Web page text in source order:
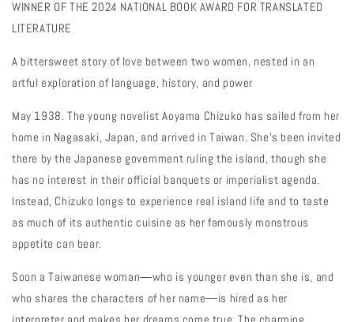
WINNER OF THE 2024 NATIONAL BOOK AWARD FOR TRANSLATED
LITERATURE
A bittersweet story of love between two women, nested in an
artful exploration of language, history, and power
May 1938. The young novelist Aoyama Chizuko has sailed from her
home in Nagasaki, Japan, and arrived in Taiwan. She’s been invited
there by the Japanese government ruling the island, though she
has no interest in their official banquets or imperialist agenda.
Instead, Chizuko longs to experience real island life and to taste
as much of its authentic cuisine as her famously monstrous
appetite can bear.
Soon a Taiwanese woman―who is younger even than she is, and
who shares the characters of her name―is hired as her